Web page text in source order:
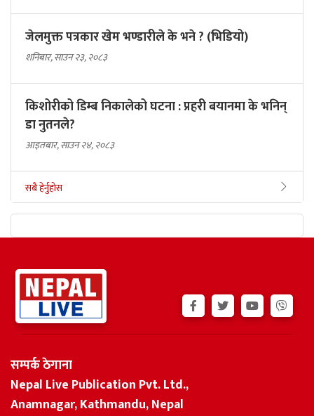
जेलमुक्त पत्रकार खेम भण्डारीले के भने ? (भिडियो)
शनिबार, साउन २३, २०८३
किशोरीको डिम्ब निकालेको घटना : प्रहरी बयानमा के भनिन्
डा नुतनले?
आइतबार, साउन २४, २०८३
सबै हेर्नुहोस
सम्पर्क ठेगाना
Nepal Live Publication Pvt. Ltd.,
Anamnagar, Kathmandu, Nepal